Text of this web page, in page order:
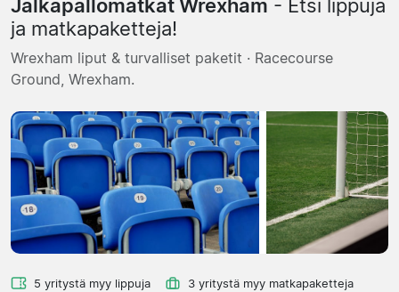
Liigat
Matkatoimistoja
ja matkapaketteja!
Wrexham liput & turvalliset paketit · Racecourse
Ground, Wrexham.
5 yritystä myy lippuja 3 yritystä myy matkapaketteja